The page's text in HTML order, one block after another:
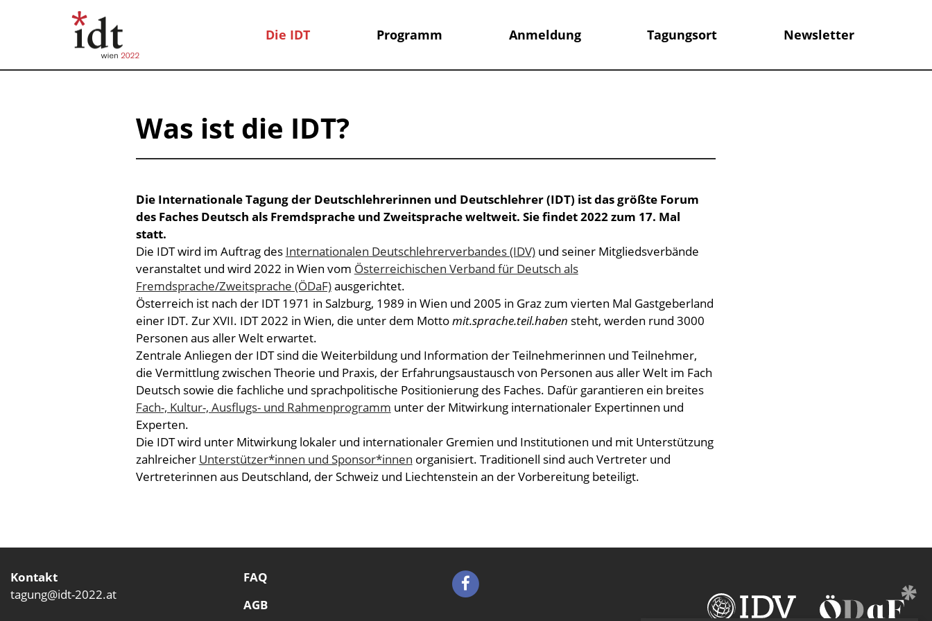
Die IDT Programm Anmeldung Tagungsort Newsletter
Was ist die IDT?
Die Internationale Tagung der Deutschlehrerinnen und Deutschlehrer (IDT) ist das größte Forum
des Faches Deutsch als Fremdsprache und Zweitsprache weltweit. Sie findet 2022 zum 17. Mal
statt.
Die IDT wird im Auftrag des Internationalen Deutschlehrerverbandes (IDV)und seiner Mitgliedsverbände
veranstaltet und wird 2022 in Wien vom Österreichischen Verband für Deutsch als
Fremdsprache/Zweitsprache (ÖDaF)ausgerichtet.
Österreich ist nach der IDT 1971 in Salzburg, 1989 in Wien und 2005 in Graz zum vierten Mal Gastgeberland
einer IDT. Zur XVII. IDT 2022 in Wien, die unter dem Mottomit.sprache.teil.haben steht, werden rund 3000
Personen aus aller Welt erwartet.
Zentrale Anliegen der IDT sind die Weiterbildung und Information der Teilnehmerinnen und Teilnehmer,
die Vermittlung zwischen Theorie und Praxis, der Erfahrungsaustausch von Personen aus aller Welt im Fach
Deutsch sowie die fachliche und sprachpolitische Positionierung des Faches. Dafür garantieren ein breites
Fach-, Kultur-, Ausflugs- und Rahmenprogramm unter der Mitwirkung internationaler Expertinnen und
Experten.
Die IDT wird unter Mitwirkung lokaler und internationaler Gremien und Institutionen und mit Unterstützung
zahlreicher Unterstützer*innen und Sponsor*innen organisiert. Traditionell sind auch Vertreter und
Vertreterinnen aus Deutschland, der Schweiz und Liechtenstein an der Vorbereitung beteiligt.
Kontakt
tagung@idt-2022.at
FAQ
AGB